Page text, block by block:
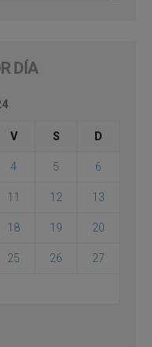
DÍA
V S D
4 5 6
11 12 13
18 19 20
25 26 27